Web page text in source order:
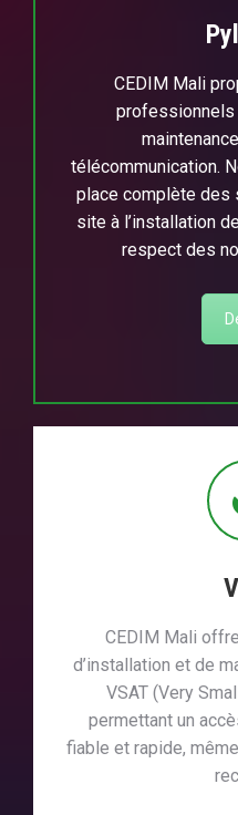
CEDIM Mali
professionnels
télécommunication.
place complète des
site à l’installation
respect des
CEDIM Mali
d’installation et de
VSAT (Very
permettant un
fiable et rapide,